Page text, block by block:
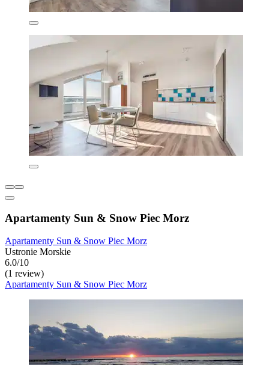
Apartamenty Sun & Snow Piec Morz
Apartamenty Sun & Snow Piec Morz
Ustronie Morskie
6.0/10
(1 review)
Apartamenty Sun & Snow Piec Morz